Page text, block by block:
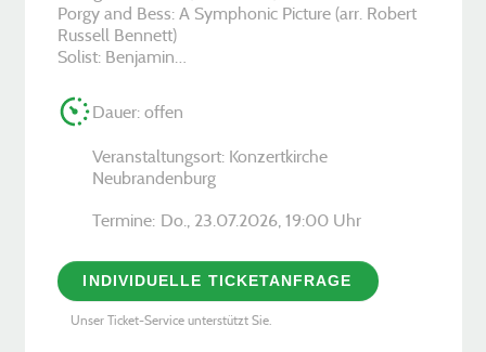
Porgy and Bess: A Symphonic Picture (arr. Robert
Russell Bennett)
Solist: Benjamin…
Dauer: offen
Veranstaltungsort: Konzertkirche
Neubrandenburg
Termine: Do., 23.07.2026, ­19:00 Uhr
INDIVIDUELLE TICKETANFRAGE
Unser Ticket-Service unterstützt Sie.